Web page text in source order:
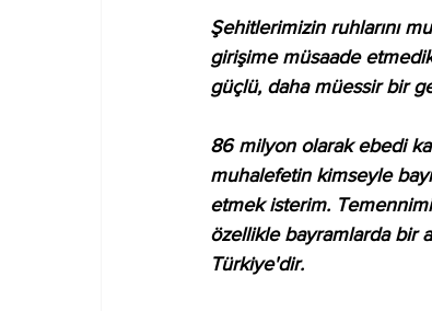
Şehitlerimizin ruhlarını
girişime müsaade
güçlü, daha müessir bir
86 milyon olarak ebedi
muhalefetin kimseyle
etmek isterim.
özellikle bayramlarda bir
Türkiye'dir.